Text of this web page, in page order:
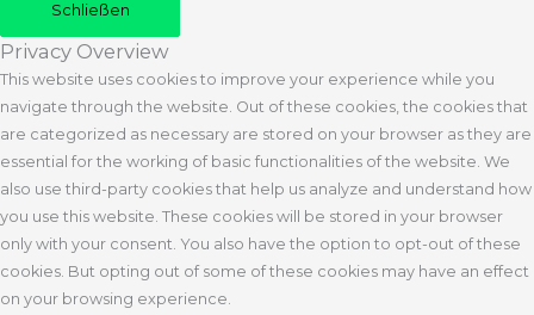
Schließen
Privacy Overview
This website uses cookies to improve your experience while you
navigate through the website. Out of these cookies, the cookies that
are categorized as necessary are stored on your browser as they are
essential for the working of basic functionalities of the website. We
also use third-party cookies that help us analyze and understand how
you use this website. These cookies will be stored in your browser
only with your consent. You also have the option to opt-out of these
cookies. But opting out of some of these cookies may have an effect
on your browsing experience.